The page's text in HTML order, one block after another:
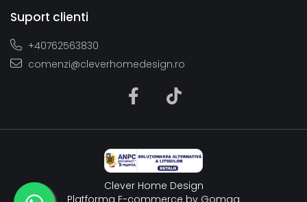
Suport clienti
+40762563830
comenzi@cleverhomedesign.ro
Clever Home Design